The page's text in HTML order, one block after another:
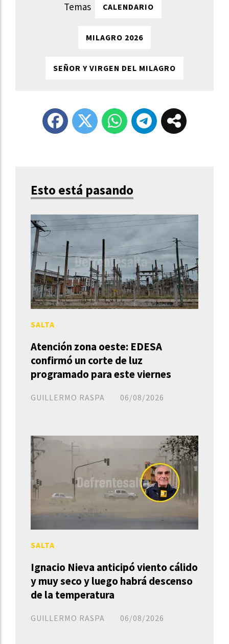
CALENDARIO
MILAGRO 2026
SEÑOR Y VIRGEN DEL MILAGRO
Esto está pasando
Atención zona oeste: EDESA
confirmó un corte de luz
programado para este viernes
GUILLERMO RASPA
SALTA
06/08/2026
Ignacio Nieva anticipó viento cálido
y muy seco y luego habrá descenso
de la temperatura
GUILLERMO RASPA
SALTA
06/08/2026